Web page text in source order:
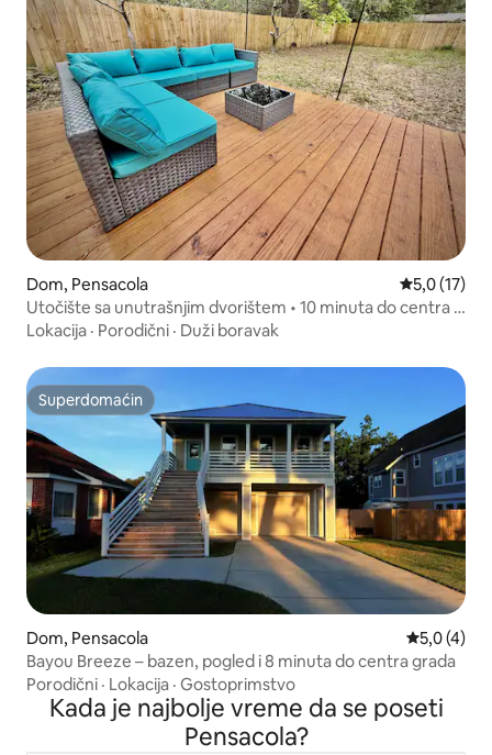
Dom, Pensacola Prosečna
5,0 (17)
Utočište sa unutrašnjim dvorištem • 10 minuta do centra •
20 minuta do plaže
Lokacija · Porodični · Duži boravak
Superdomaćin
Superdomaćin
Dom, Pensacola Prosečna
5,0 (4)
Bayou Breeze – bazen, pogled i 8 minuta do centra grada
Porodični · Lokacija · Gostoprimstvo
Kada je najbolje vreme da se poseti
Pensacola?